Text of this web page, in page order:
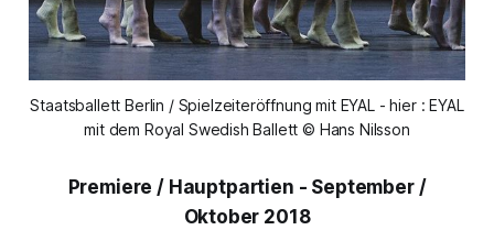
Staatsballett Berlin / Spielzeiteröffnung mit EYAL - hier : EYAL
mit dem Royal Swedish Ballett © Hans Nilsson
Premiere / Hauptpartien - September /
Oktober 2018